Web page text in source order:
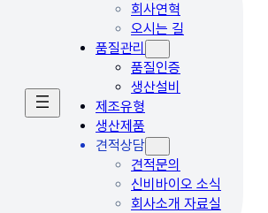
회사연혁
오시는 길
품질관리
품질인증
생산설비
제조유형
생산제품
견적상담
견적문의
신비바이오 소식
회사소개 자료실